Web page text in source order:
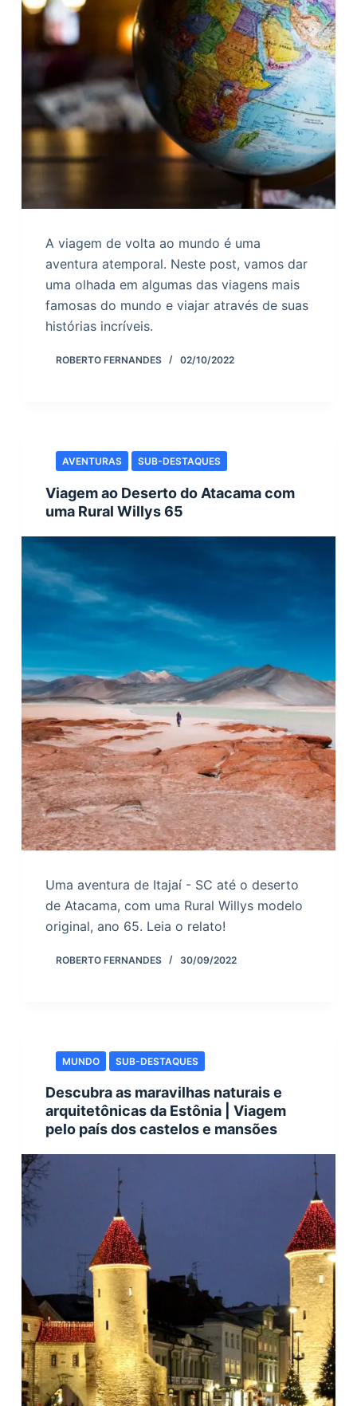
A viagem de volta ao mundo é uma
aventura atemporal. Neste post, vamos dar
uma olhada em algumas das viagens mais
famosas do mundo e viajar através de suas
histórias incríveis.
ROBERTO FERNANDES 02/10/2022
AVENTURAS SUB-DESTAQUES
Viagem ao Deserto do Atacama com
uma Rural Willys 65
Uma aventura de Itajaí - SC até o deserto
de Atacama, com uma Rural Willys modelo
original, ano 65. Leia o relato!
ROBERTO FERNANDES 30/09/2022
MUNDO SUB-DESTAQUES
Descubra as maravilhas naturais e
arquitetônicas da Estônia | Viagem
pelo país dos castelos e mansões